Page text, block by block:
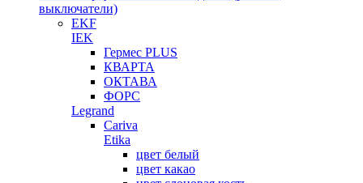
выключатели)
EKF
IEK
Гермес PLUS
КВАРТА
ОКТАВА
ФОРС
Legrand
Cariva
Etika
цвет белый
цвет какао